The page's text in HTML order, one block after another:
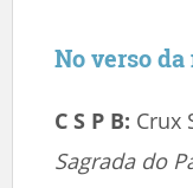
No verso da
C S P B: Crux
Sagrada do